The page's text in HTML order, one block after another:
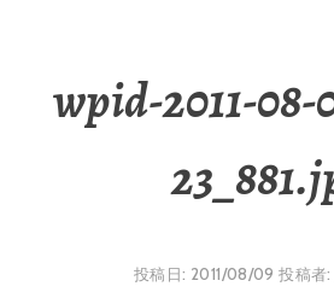
wpid-2011-08-
投稿日: 2011/08/09 投稿者